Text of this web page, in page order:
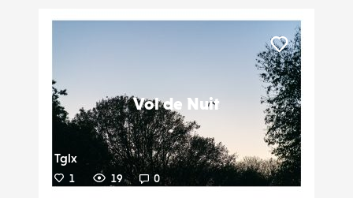
Vol de Nuit
Tglx
1 19 0